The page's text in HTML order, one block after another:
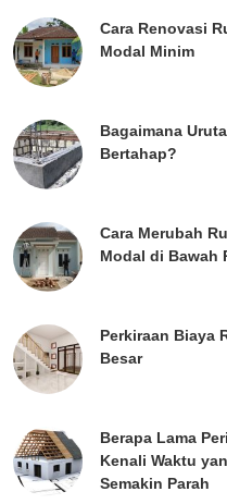
Cara Renovasi
Modal Minim
Bagaimana
Bertahap?
Cara Merubah
Modal di Bawah
Perkiraan Biaya
Besar
Berapa Lama
Kenali Waktu
Semakin Parah